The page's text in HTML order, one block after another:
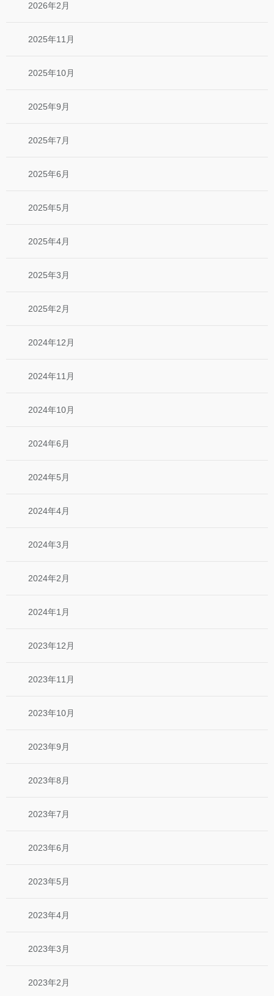
2026年2月
2025年11月
2025年10月
2025年9月
2025年7月
2025年6月
2025年5月
2025年4月
2025年3月
2025年2月
2024年12月
2024年11月
2024年10月
2024年6月
2024年5月
2024年4月
2024年3月
2024年2月
2024年1月
2023年12月
2023年11月
2023年10月
2023年9月
2023年8月
2023年7月
2023年6月
2023年5月
2023年4月
2023年3月
2023年2月